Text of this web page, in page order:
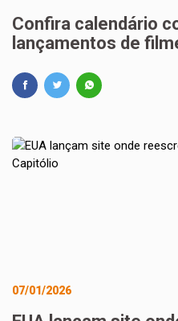
Confira calendário
lançamentos de
07/01/2026